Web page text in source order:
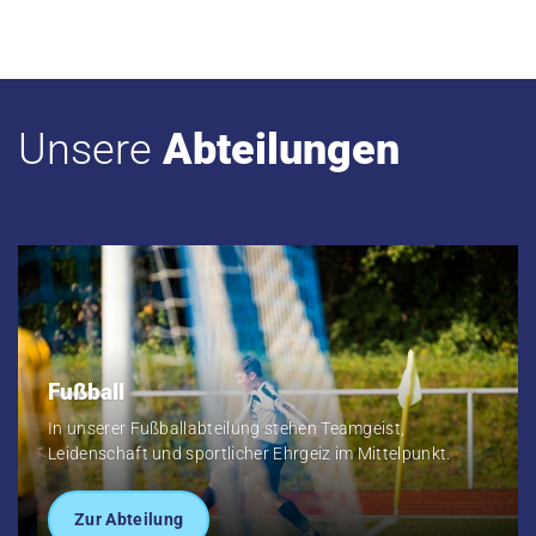
Unsere Abteilungen
Fußball
In unserer Fußballabteilung stehen Teamgeist,
Leidenschaft und sportlicher Ehrgeiz im Mittelpunkt.
Zur Abteilung